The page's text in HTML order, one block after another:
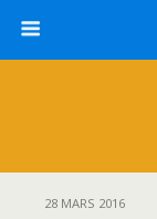
28 MARS 2016